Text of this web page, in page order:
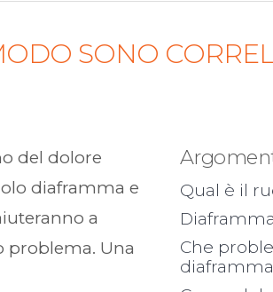
SONO
del dolore
diaframma e
a
problema. Una
Qual è il
Che